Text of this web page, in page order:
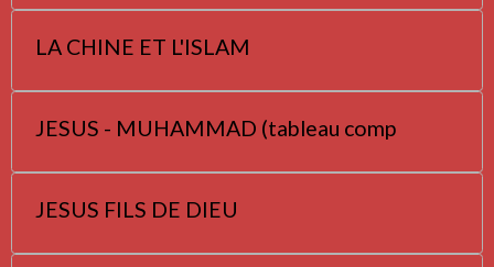
LA CHINE ET L'ISLAM
JESUS - MUHAMMAD (tableau comp
JESUS FILS DE DIEU